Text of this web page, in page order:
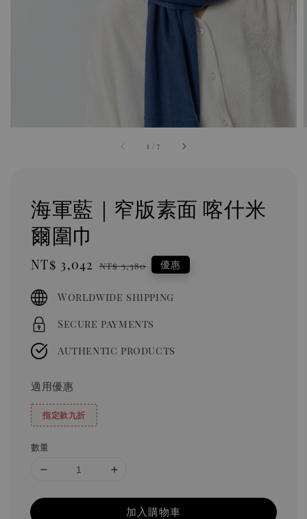
1 /7
海軍藍｜窄版素面 喀什米
爾圍巾
Sale
NT$ 3,042 Regular
NT$ 3,380 優惠
Worldwide shipping
Secure payments
Authentic products
適用優惠
指定款九折
數量
加入購物車